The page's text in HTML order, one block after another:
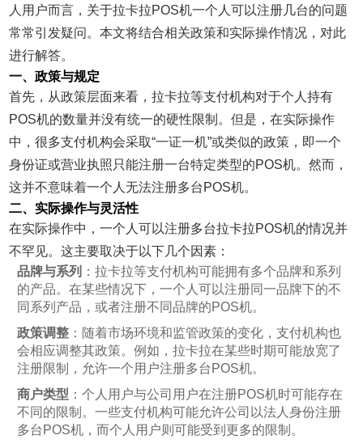
人用户而言，关于拉卡拉POS机一个人可以注册几台的问题
常常引发疑问。本文将结合相关政策和实际操作情况，对此
进行解答。
一、政策与规定
首先，从政策层面来看，拉卡拉等支付机构对于个人持有
POS机的数量并没有统一的硬性限制。但是，在实际操作
中，很多支付机构会采取“一证一机”或类似的政策，即一个
身份证或营业执照只能注册一台特定类型的POS机。然而，
这并不意味着一个人无法注册多台POS机。
二、实际操作与灵活性
在实际操作中，一个人可以注册多台拉卡拉POS机的情况并
不罕见。这主要取决于以下几个因素：
品牌与系列 ：拉卡拉等支付机构可能拥有多个品牌和系列
的产品。在某些情况下，一个人可以注册同一品牌下的不
同系列产品，或者注册不同品牌的POS机。
政策调整 ：随着市场环境和监管政策的变化，支付机构也
会相应调整其政策。例如，拉卡拉在某些时期可能放宽了
注册限制，允许一个用户注册多台POS机。
商户类型 ：个人用户与公司用户在注册POS机时可能存在
不同的限制。一些支付机构可能允许公司以法人身份注册
多台POS机，而个人用户则可能受到更多的限制。